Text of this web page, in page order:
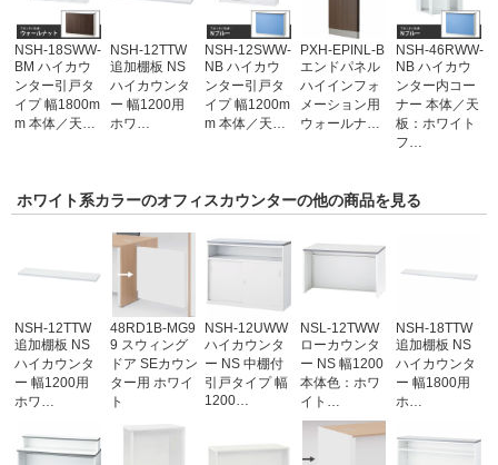
NSH-18SWW-
BM ハイカウ
ンター引戸タ
イプ 幅1800m
m 本体／天…
NSH-12TTW
追加棚板 NS
ハイカウンタ
ー 幅1200用
ホワ…
NSH-12SWW-
NB ハイカウ
ンター引戸タ
イプ 幅1200m
m 本体／天…
PXH-EPINL-B
エンドパネル
ハイインフォ
メーション用
ウォールナ…
NSH-46RWW-
NB ハイカウ
ンター内コー
ナー 本体／天
板：ホワイト
フ…
ホワイト系カラーのオフィスカウンターの他の商品を見る
NSH-12TTW
追加棚板 NS
ハイカウンタ
ー 幅1200用
ホワ…
48RD1B-MG9
9 スウィング
ドア SEカウン
ター用 ホワイ
ト
NSH-12UWW
ハイカウンタ
ー NS 中棚付
引戸タイプ 幅
1200…
NSL-12TWW
ローカウンタ
ー NS 幅1200
本体色：ホワ
イト…
NSH-18TTW
追加棚板 NS
ハイカウンタ
ー 幅1800用
ホ…